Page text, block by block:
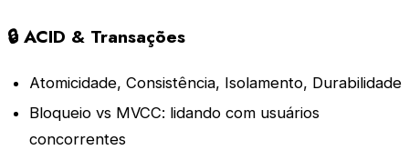
🔒 ACID & Transações
Atomicidade, Consistência, Isolamento, Durabilidade
Bloqueio vs MVCC: lidando com usuários
concorrentes